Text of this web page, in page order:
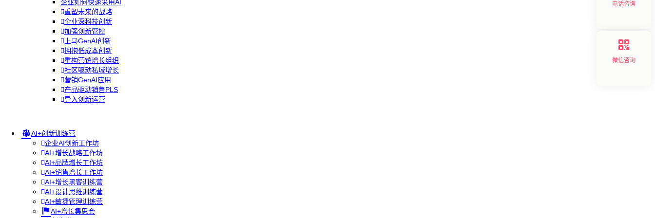
企业如何快速采用AI
重塑未来的战略
企业深科技创新
加强创新管控
上马GenAI创新
拥抱低成本创新
重构营销增长组织
社区驱动私域增长
营销GenAI应用
产品驱动销售PLS
导入创新运营
AI+创新训练营
企业AI创新工作坊
AI+增长战略工作坊
AI+品牌增长工作坊
AI+销售增长工作坊
AI+增长黑客训练营
AI+设计思维训练营
AI+敏捷管理训练营
AI+增长集思会
电话咨询
微信咨询